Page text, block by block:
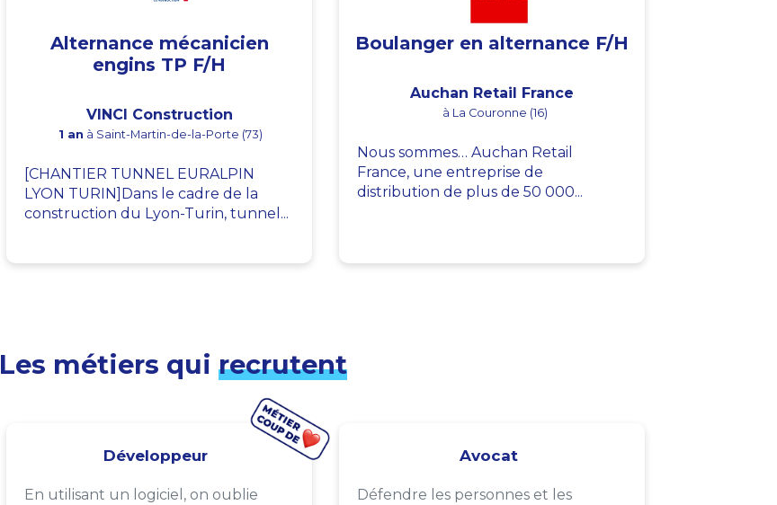
Alternance mécanicien
engins TP F/H
VINCI Construction
1 an à Saint-Martin-de-la-Porte (73)
[CHANTIER TUNNEL EURALPIN
LYON TURIN]Dans le cadre de la
construction du Lyon-Turin, tunnel...
Boulanger en alternance F/H
Auchan Retail France
à La Couronne (16)
Nous sommes… Auchan Retail
France, une entreprise de
distribution de plus de 50 000...
Les métiers qui recrutent
Développeur
En utilisant un logiciel, on oublie
Avocat
Défendre les personnes et les